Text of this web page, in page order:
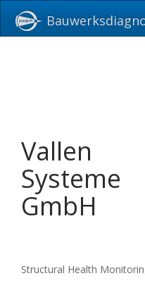
Vallen
Systeme
GmbH
Structural Health